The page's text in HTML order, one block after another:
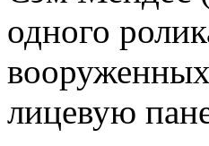
одного
лицевую